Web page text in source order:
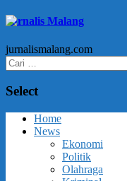
Jurnalis Malang
jurnalismalang.com
Cari
untuk:
Select
Home
News
Ekonomi
Politik
Olahraga